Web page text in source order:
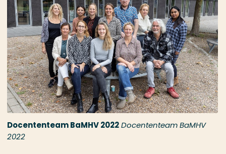
Docententeam BaMHV 2022Docententeam BaMHV
2022